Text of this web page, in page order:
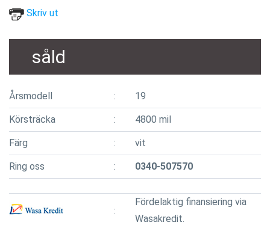
Skriv ut
såld
Årsmodell 19
Körsträcka 4800 mil
Färg vit
Ring oss 0340-507570
Fördelaktig finansiering via
Wasakredit.